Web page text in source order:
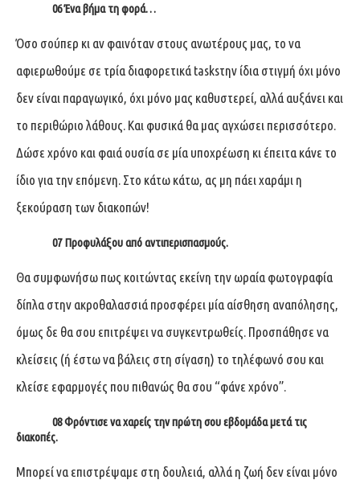
06 Ένα βήμα τη φορά…
Όσο σούπερ κι αν φαινόταν στους ανωτέρους μας, το να
αφιερωθούμε σε τρία διαφορετικά tasksτην ίδια στιγμή όχι μόνο
δεν είναι παραγωγικό, όχι μόνο μας καθυστερεί, αλλά αυξάνει και
το περιθώριο λάθους. Και φυσικά θα μας αγχώσει περισσότερο.
Δώσε χρόνο και φαιά ουσία σε μία υποχρέωση κι έπειτα κάνε το
ίδιο για την επόμενη. Στο κάτω κάτω, ας μη πάει χαράμι η
ξεκούραση των διακοπών!
07 Προφυλάξου από αντιπερισπασμούς.
Θα συμφωνήσω πως κοιτώντας εκείνη την ωραία φωτογραφία
δίπλα στην ακροθαλασσιά προσφέρει μία αίσθηση αναπόλησης,
όμως δε θα σου επιτρέψει να συγκεντρωθείς. Προσπάθησε να
κλείσεις (ή έστω να βάλεις στη σίγαση) το τηλέφωνό σου και
κλείσε εφαρμογές που πιθανώς θα σου “φάνε χρόνο”.
08 Φρόντισε να χαρείς την πρώτη σου εβδομάδα μετά τις
διακοπές.
Μπορεί να επιστρέψαμε στη δουλειά, αλλά η ζωή δεν είναι μόνο